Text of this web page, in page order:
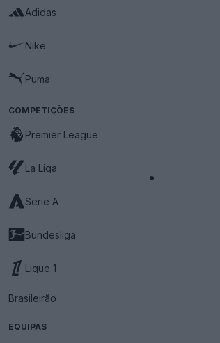
Adidas
Nike
Puma
COMPETIÇÕES
Premier League
La Liga
Serie A
Bundesliga
Ligue 1
Brasileirão
EQUIPAS